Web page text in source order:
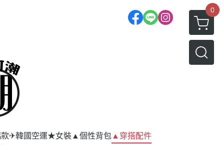
0
✈韓國空運★女裝▲個性背包▲穿搭配件